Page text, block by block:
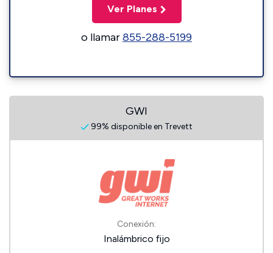
Ver Planes
o llamar855-288-5199
GWI
99% disponible en Trevett
Conexión:
Inalámbrico fijo